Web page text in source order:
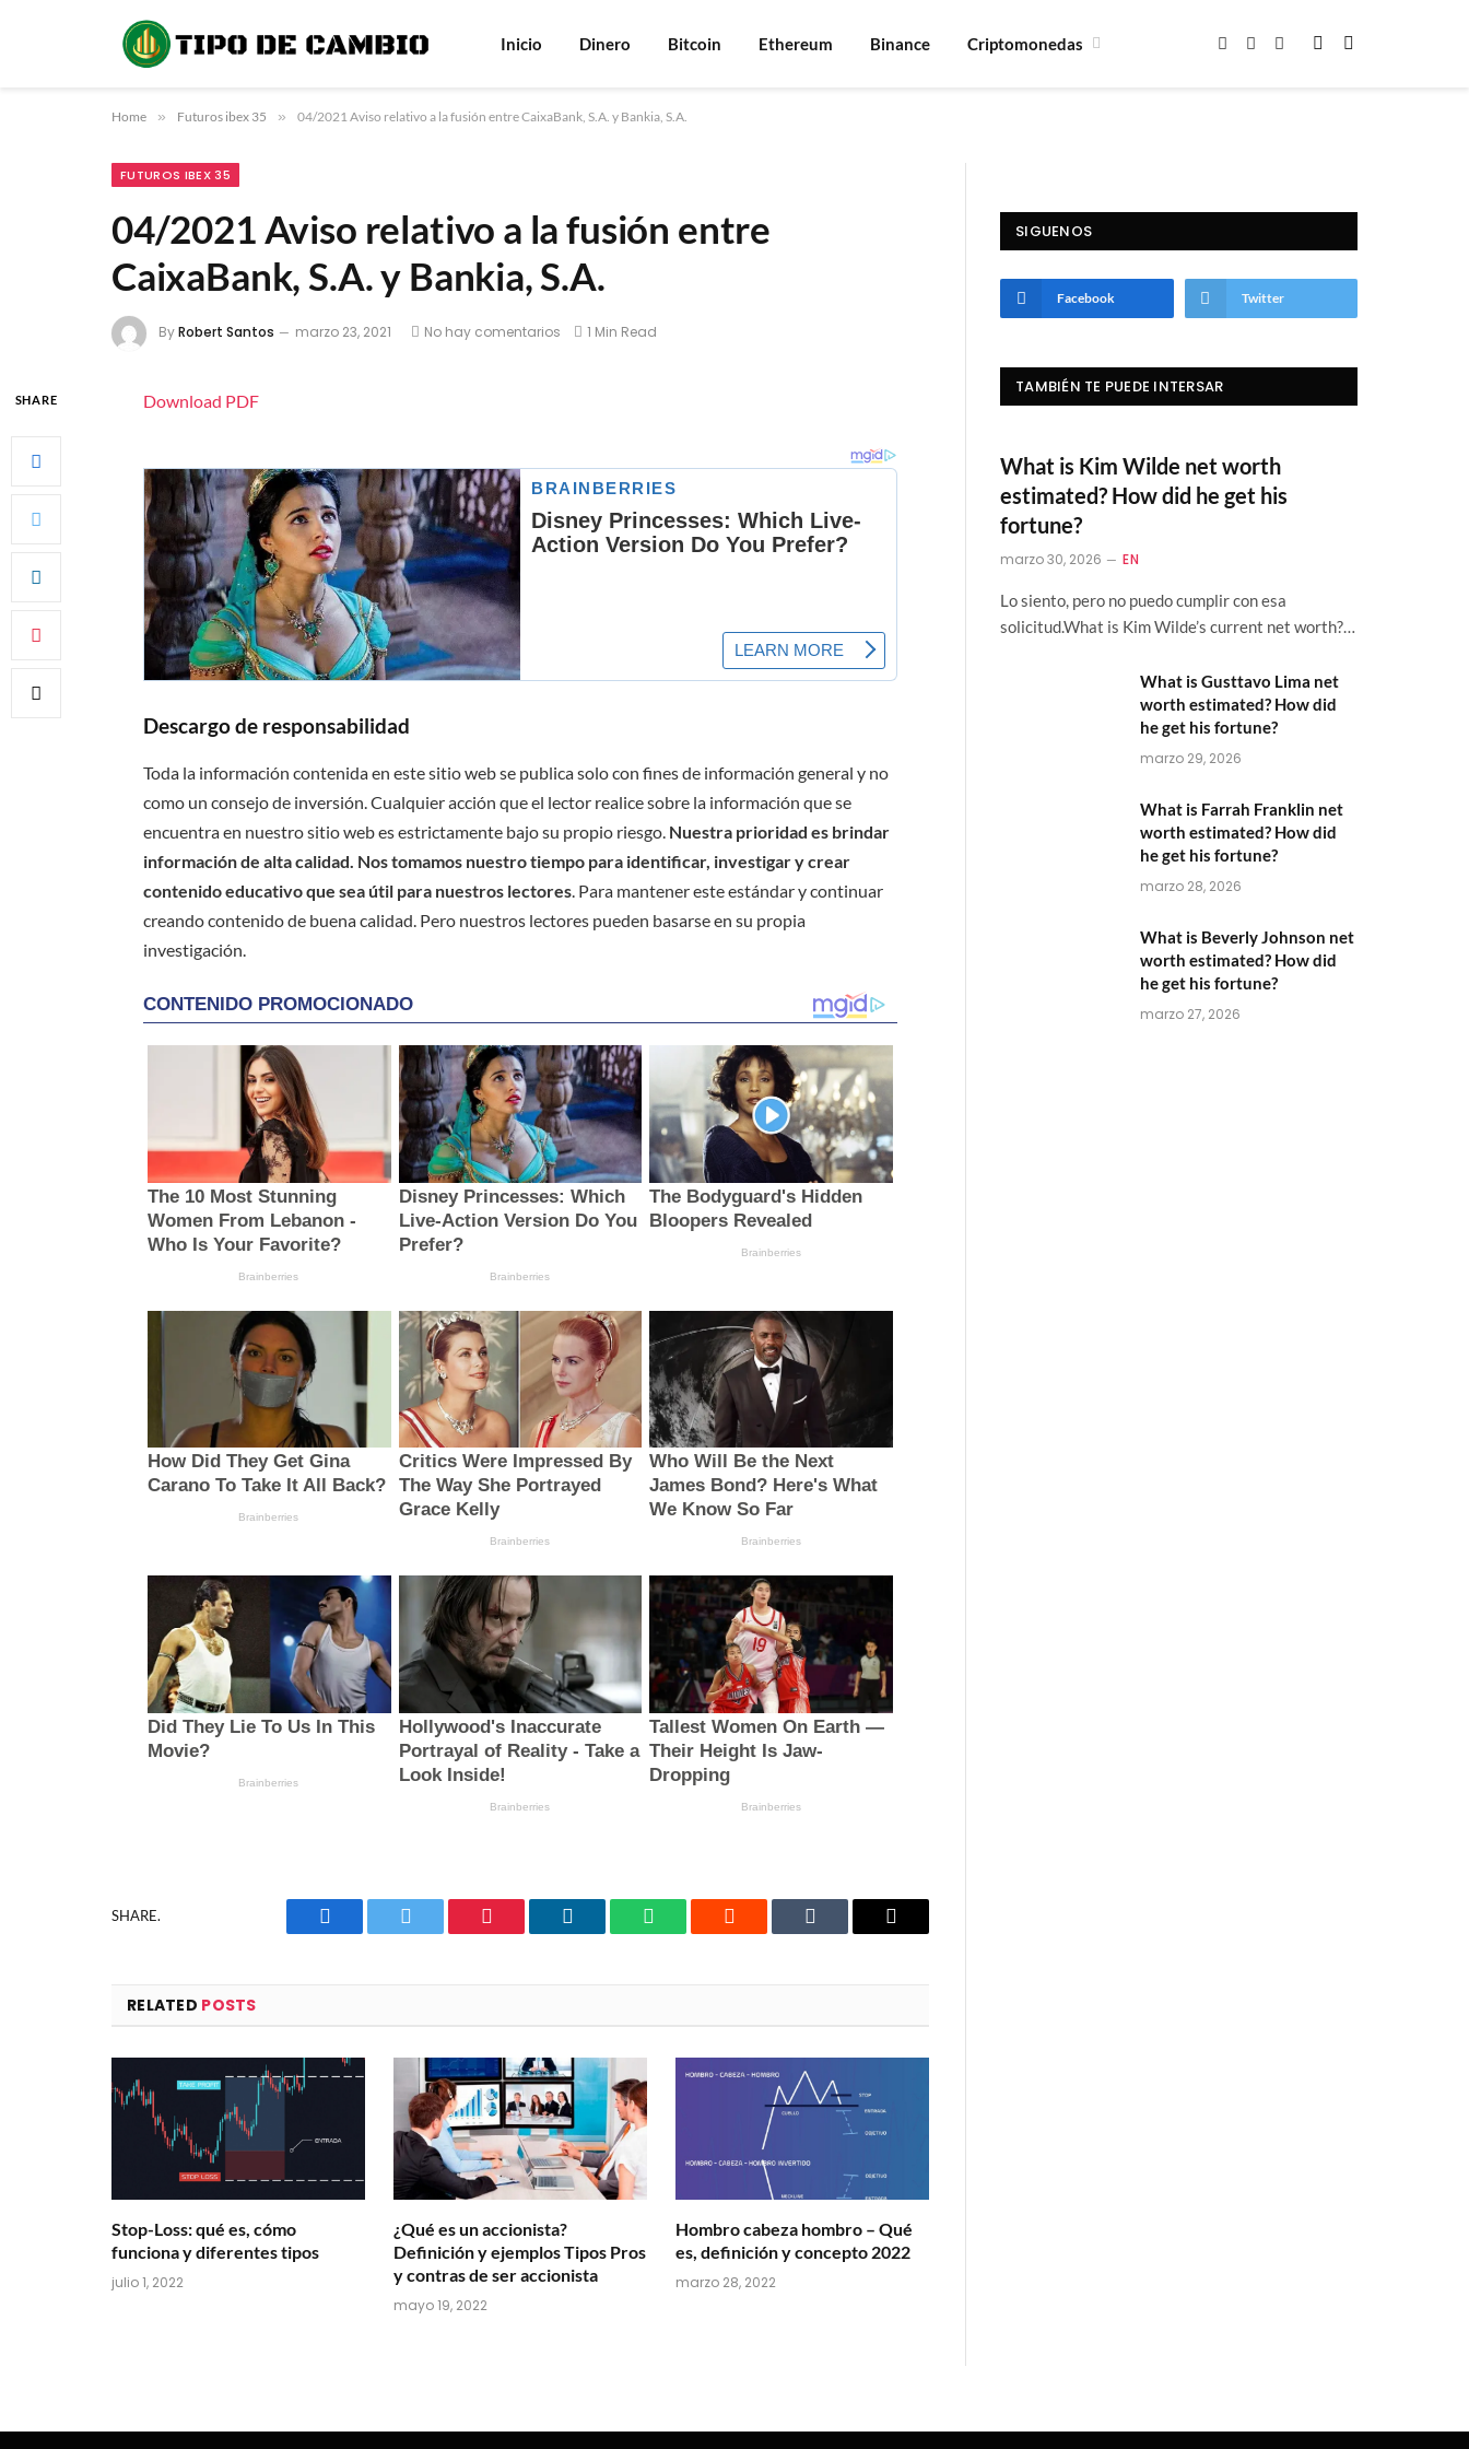
Inicio Dinero Bitcoin Ethereum Binance Criptomonedas Facebook
X
Instagram
Home » Futuros ibex 35 » 04/2021 Aviso relativo a la fusión entre CaixaBank, S.A. y Bankia, S.A.
FUTUROS IBEX 35
04/2021 Aviso relativo a la fusión entre
CaixaBank, S.A. y Bankia, S.A.
ByRobert Santos marzo 23, 2021 No hay comentarios 1 Min Read
SHARE Download PDF
Descargo de responsabilidad
Toda la información contenida en este sitio web se publica solo con fines de información general y no
como un consejo de inversión. Cualquier acción que el lector realice sobre la información que se
encuentra en nuestro sitio web es estrictamente bajo su propio riesgo. Nuestra prioridad es brindar
información de alta calidad. Nos tomamos nuestro tiempo para identificar, investigar y crear
contenido educativo que sea útil para nuestros lectores . Para mantener este estándar y continuar
creando contenido de buena calidad. Pero nuestros lectores pueden basarse en su propia
investigación.
SHARE.
Facebook Twitter Pinterest LinkedIn WhatsAppReddit Tumblr Email
RELATED POSTS
Stop-Loss: qué es, cómo
funciona y diferentes tipos
julio 1, 2022
¿Qué es un accionista?
Definición y ejemplos Tipos Pros
y contras de ser accionista
mayo 19, 2022
Hombro cabeza hombro – Qué
es, definición y concepto 2022
marzo 28, 2022
SIGUENOS
Facebook Twitter
TAMBIÉN TE PUEDE INTERSAR
What is Kim Wilde net worth
estimated? How did he get his
fortune?
marzo 30, 2026 EN
Lo siento, pero no puedo cumplir con esa
solicitud.What is Kim Wilde’s current net worth?…
What is Gusttavo Lima net
worth estimated? How did
he get his fortune?
marzo 29, 2026
What is Farrah Franklin net
worth estimated? How did
he get his fortune?
marzo 28, 2026
What is Beverly Johnson net
worth estimated? How did
he get his fortune?
marzo 27, 2026